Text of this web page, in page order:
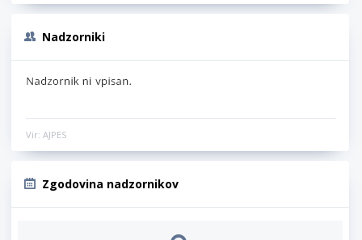
Nadzorniki
Vir: AJPES
Zgodovina nadzornikov